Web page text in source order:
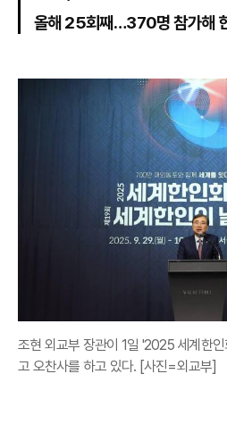
올해 25회째…370명 참가해
조현 외교부 장관이 1일 '2025 세계한
고 오찬사를 하고 있다. [사진=외교부]